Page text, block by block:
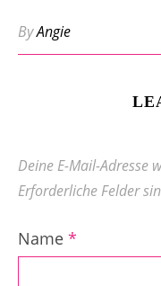
ByAngie
Deine E-Mail-Adresse
Erforderliche Felder
Name *